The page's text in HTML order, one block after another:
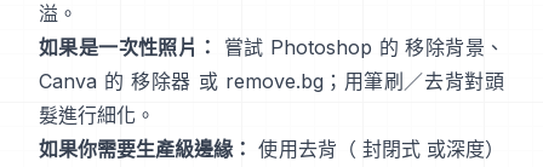
溢 。
如果是一次性照片：
嘗試 Photoshop 的 移除背景 、
Canva 的 移除器 或 remove.bg；用筆刷／去背對頭
髮進行細化。
如果你需要生產級邊緣： 使用去背（ 封閉式 或深度）